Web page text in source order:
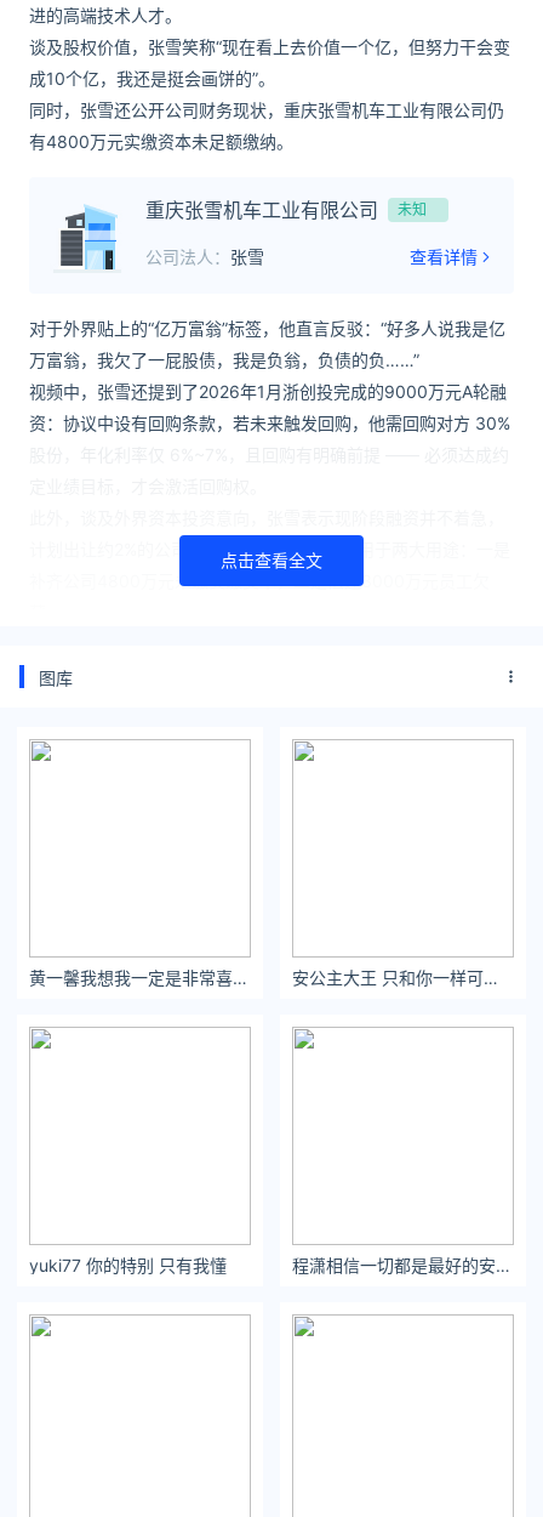
进的高端技术人才。
谈及股权价值，张雪笑称“现在看上去价值一个亿，但努力干会变
成10个亿，我还是挺会画饼的”。
同时，张雪还公开公司财务现状，重庆张雪机车工业有限公司仍
有4800万元实缴资本未足额缴纳。
重庆张雪机车工业有限公司 未知
公司法人： 张雪 查看详情
对于外界贴上的“亿万富翁”标签，他直言反驳：“好多人说我是亿
万富翁，我欠了一屁股债，我是负翁，负债的负……”
视频中，张雪还提到了2026年1月浙创投完成的9000万元A轮融
资：协议中设有回购条款，若未来触发回购，他需回购对方 30%
计划出让约2%的公司股份，所得资金将主要用于两大用途：一是
补齐公司4800万元未缴实缴资本，二是偿还3000万元员工欠
盘点娱乐资讯黑料不打烊：https://www.ijiandao.cn/
原文链接 https://www.yaopaiming.com/spy/97917.html
点击查看全文
图库
黄一馨我想我一定是非常喜欢你，不然怎么会连做梦梦中全都是你。 安公主大王 只和你一样可爱的人产生交集可以避免很多问题
yuki77 你的特别 只有我懂 程潇相信一切都是最好的安排，做一个知足常乐的平凡人。